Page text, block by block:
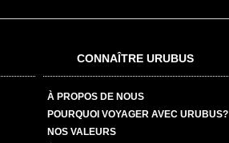
CONNAÎTRE URUBUS
À PROPOS DE NOUS
POURQUOI VOYAGER AVEC URUBUS?
NOS VALEURS